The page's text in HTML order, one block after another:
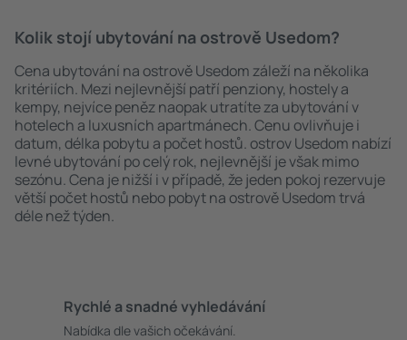
Kolik stojí ubytování na ostrově Usedom?
Cena ubytování na ostrově Usedom záleží na několika
kritériích. Mezi nejlevnější patří penziony, hostely a
kempy, nejvíce peněz naopak utratíte za ubytování v
hotelech a luxusních apartmánech. Cenu ovlivňuje i
datum, délka pobytu a počet hostů. ostrov Usedom nabízí
levné ubytování po celý rok, nejlevnější je však mimo
sezónu. Cena je nižší i v případě, že jeden pokoj rezervuje
větší počet hostů nebo pobyt na ostrově Usedom trvá
déle než týden.
Rychlé a snadné vyhledávání
Nabídka dle vašich očekávání.